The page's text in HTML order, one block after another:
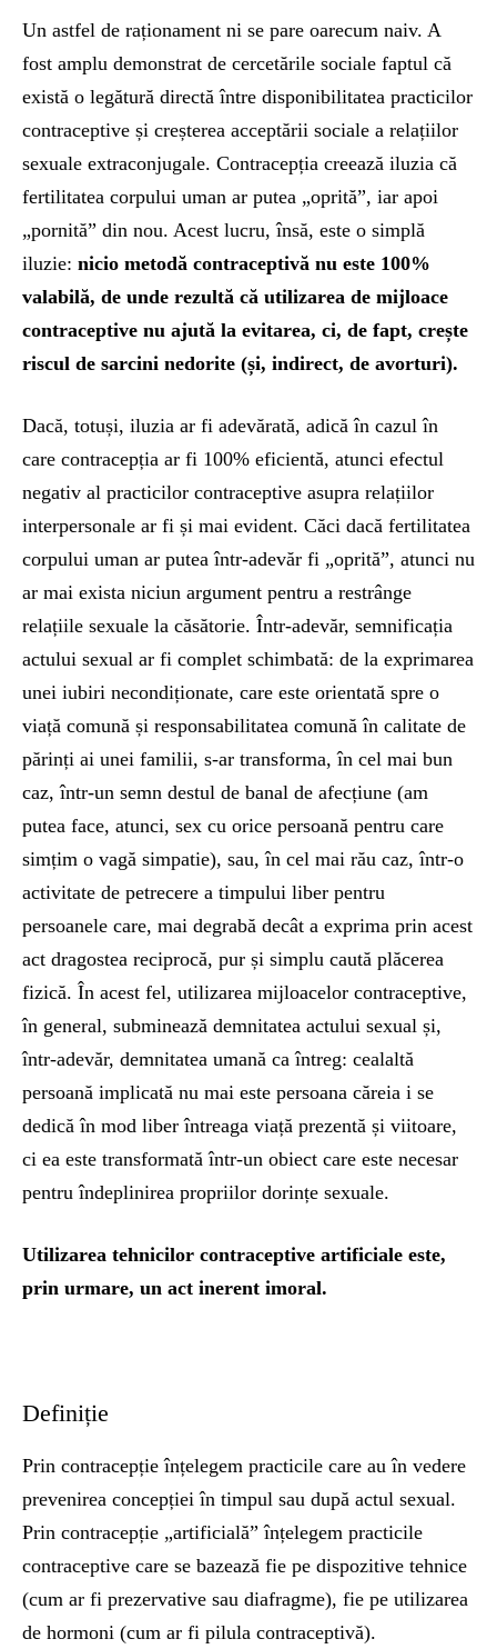
Un astfel de raționament ni se pare oarecum naiv. A
fost amplu demonstrat de cercetările sociale faptul că
există o legătură directă între disponibilitatea practicilor
contraceptive și creșterea acceptării sociale a relațiilor
sexuale extraconjugale. Contracepția creează iluzia că
fertilitatea corpului uman ar putea „oprită”, iar apoi
„pornită” din nou. Acest lucru, însă, este o simplă
iluzie: nicio metodă contraceptivă nu este 100%
valabilă, de unde rezultă că utilizarea de mijloace
contraceptive nu ajută la evitarea, ci, de fapt, crește
riscul de sarcini nedorite (și, indirect, de avorturi).
Dacă, totuși, iluzia ar fi adevărată, adică în cazul în
care contracepția ar fi 100% eficientă, atunci efectul
negativ al practicilor contraceptive asupra relațiilor
interpersonale ar fi și mai evident. Căci dacă fertilitatea
corpului uman ar putea într-adevăr fi „oprită”, atunci nu
ar mai exista niciun argument pentru a restrânge
relațiile sexuale la căsătorie. Într-adevăr, semnificația
actului sexual ar fi complet schimbată: de la exprimarea
unei iubiri necondiționate, care este orientată spre o
viață comună și responsabilitatea comună în calitate de
părinți ai unei familii, s-ar transforma, în cel mai bun
caz, într‑un semn destul de banal de afecțiune (am
putea face, atunci, sex cu orice persoană pentru care
simțim o vagă simpatie), sau, în cel mai rău caz, într-o
activitate de petrecere a timpului liber pentru
persoanele care, mai degrabă decât a exprima prin acest
act dragostea reciprocă, pur și simplu caută plăcerea
fizică. În acest fel, utilizarea mijloacelor contraceptive,
în general, subminează demnitatea actului sexual și,
într-adevăr, demnitatea umană ca întreg: cealaltă
persoană implicată nu mai este persoana căreia i se
dedică în mod liber întreaga viață prezentă și viitoare,
ci ea este transformată într‑un obiect care este necesar
pentru îndeplinirea propriilor dorințe sexuale.
Utilizarea tehnicilor contraceptive artificiale este,
prin urmare, un act inerent imoral.
Definiție
Prin contracepție înțelegem practicile care au în vedere
prevenirea concepției în timpul sau după actul sexual.
Prin contracepție „artificială” înțelegem practicile
contraceptive care se bazează fie pe dispozitive tehnice
(cum ar fi prezervative sau diafragme), fie pe utilizarea
de hormoni (cum ar fi pilula contraceptivă).